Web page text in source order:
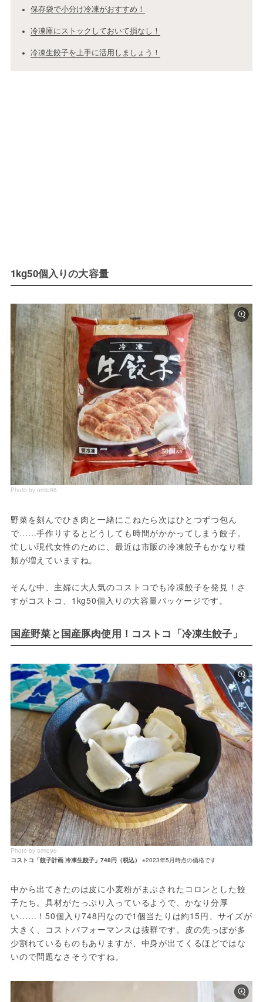
保存袋で小分け冷凍がおすすめ！
冷凍庫にストックしておいて損なし！
冷凍生餃子を上手に活用しましょう！
1kg50個入りの大容量
Photo by omio96
野菜を刻んでひき肉と一緒にこねたら次はひとつずつ包ん
で……手作りするとどうしても時間がかかってしまう餃子。
忙しい現代女性のために、最近は市販の冷凍餃子もかなり種
類が増えていますね。
そんな中、主婦に大人気のコストコでも冷凍餃子を発見！さ
すがコストコ、1kg50個入りの大容量パッケージです。
国産野菜と国産豚肉使用！コストコ「冷凍生餃子」
Photo by omio96
コストコ「餃子計画 冷凍生餃子」748円（税込）
※2023年5月時点の価格です
中から出てきたのは皮に小麦粉がまぶされたコロンとした餃
子たち。具材がたっぷり入っているようで、かなり分厚
い……！50個入り748円なので1個当たりは約15円、サイズが
大きく、コストパフォーマンスは抜群です。皮の先っぽが多
少割れているものもありますが、中身が出てくるほどではな
いので問題なさそうですね。